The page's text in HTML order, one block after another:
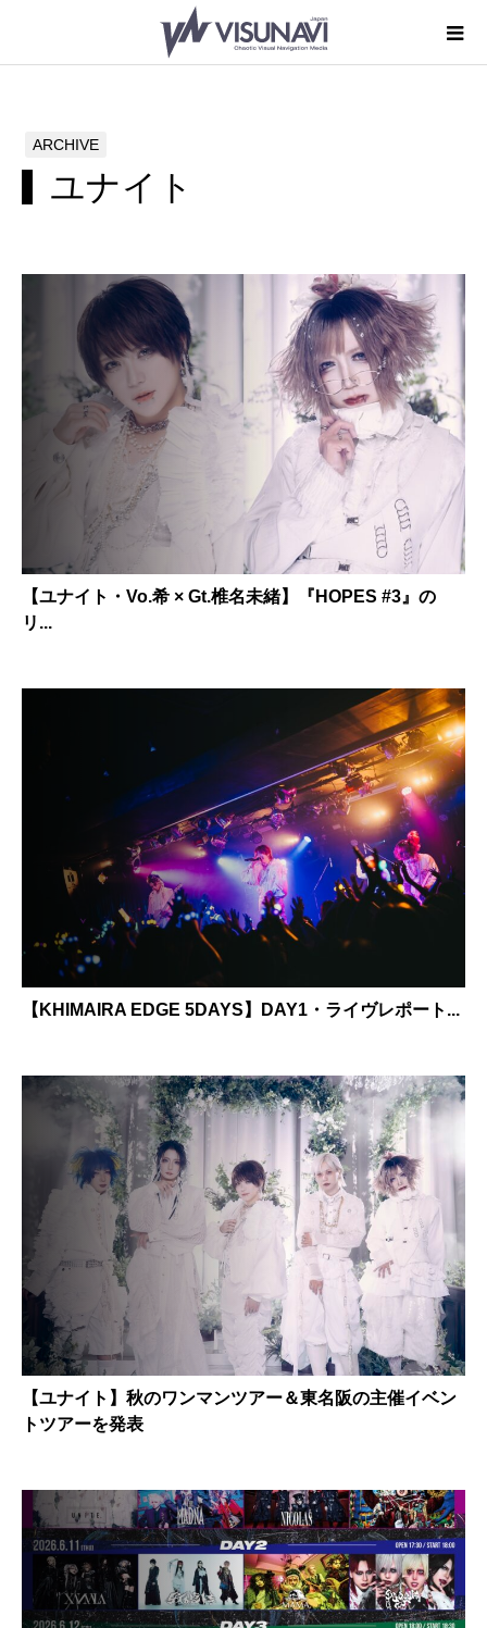
ユナイト
ARCHIVE
【ユナイト・Vo.希 × Gt.椎名未緒】『HOPES #3』の
リ...
【KHIMAIRA EDGE 5DAYS】DAY1・ライヴレポート...
【ユナイト】秋のワンマンツアー＆東名阪の主催イベン
トツアーを発表